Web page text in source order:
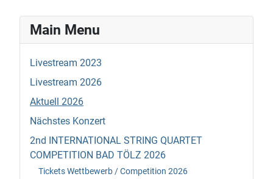
Main Menu
Livestream 2023
Livestream 2026
Aktuell 2026
Nächstes Konzert
2nd INTERNATIONAL STRING QUARTET
COMPETITION BAD TÖLZ 2026
Tickets Wettbewerb / Competition 2026